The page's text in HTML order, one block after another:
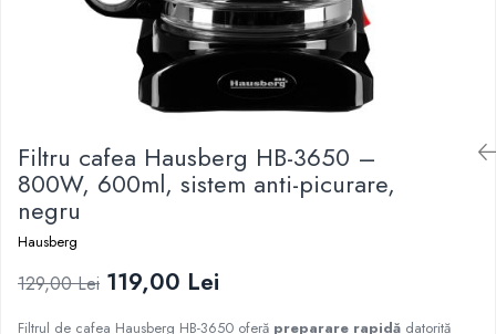
Filtru cafea Hausberg HB-3650 –
800W, 600ml, sistem anti-picurare,
negru
Hausberg
129,00 Lei 119,00 Lei
Filtrul de cafea Hausberg HB-3650 oferă preparare rapidă datorită